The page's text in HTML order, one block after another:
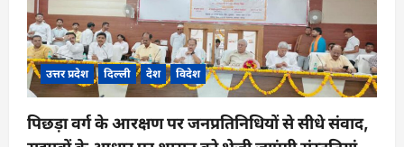
उत्तर प्रदेश दिल्ली देश विदेश
पिछड़ा वर्ग के आरक्षण पर जनप्रतिनिधियों से सीधे संवाद,